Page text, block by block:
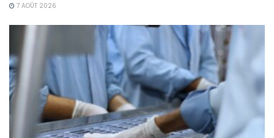
7 AOÛT 2026